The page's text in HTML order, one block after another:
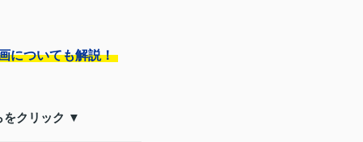
についても解説！
をクリック ▼